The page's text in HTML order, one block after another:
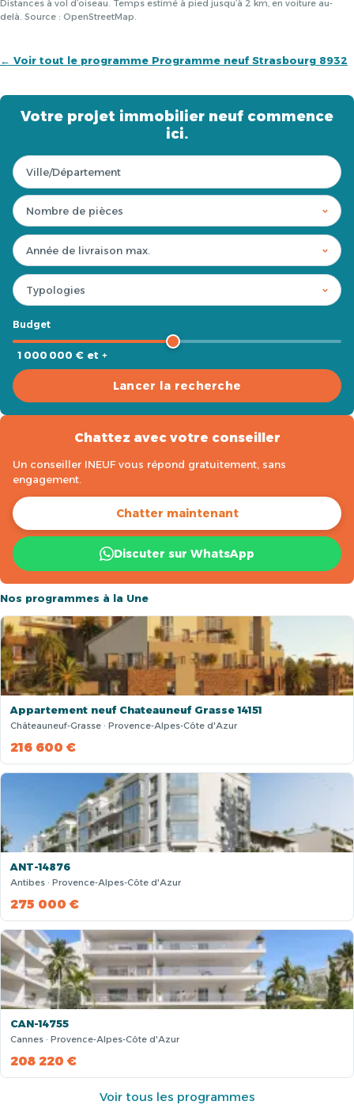
Distances à vol d’oiseau. Temps estimé à pied jusqu’à 2 km, en voiture au-
delà. Source : OpenStreetMap.
← Voir tout le programme Programme neuf Strasbourg 8932
Votre projet immobilier neuf commence
ici.
Budget
1 000 000 € et +
Lancer la recherche
Chattez avec votre conseiller
Un conseiller INEUF vous répond gratuitement, sans
engagement.
Chatter maintenant
Discuter sur WhatsApp
Nos programmes à la Une
Appartement neuf Chateauneuf Grasse 14151
Châteauneuf-Grasse · Provence-Alpes-Côte d'Azur
216 600 €
ANT-14876
Antibes · Provence-Alpes-Côte d'Azur
275 000 €
CAN-14755
Cannes · Provence-Alpes-Côte d'Azur
208 220 €
Voir tous les programmes